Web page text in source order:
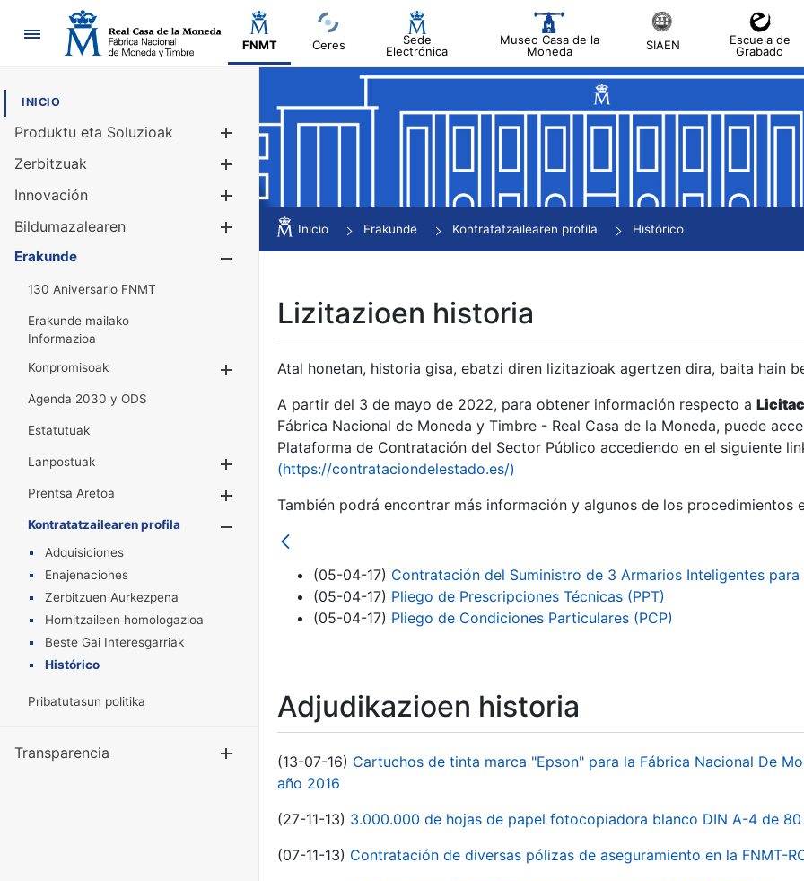
Nabigazioa
FNMT Ceres
Sede
Electrónica
Museo Casa de la
Moneda
SIAEN
Escuela de
Grabado
INICIO
Produktu eta Soluzioak
Erakutsi/Ezkutatu
Zerbitzuak
Innovación
Bildumazalearen
Erakutsi/Ezkutatu
Erakunde
130 Aniversario FNMT
Erakunde mailako
Informazioa
Konpromisoak
Erakutsi/Ezkutatu
Agenda 2030 y ODS
Estatutuak
Lanpostuak
Erakutsi/Ezkutatu
Prentsa Aretoa
Erakutsi/Ezkutatu
Kontratatzailearen profila
Adquisiciones
Enajenaciones
Zerbitzuen Aurkezpena
Hornitzaileen homologazioa
Beste Gai Interesgarriak
Histórico
Pribatutasun politika
Transparencia Erakutsi/Ezkutatu
Inicio Erakunde Kontratatzailearen profila Histórico
Lizitazioen historia
Atal honetan, historia gisa, ebatzi diren lizitazioak agertzen dira, baita hain
A partir del 3 de mayo de 2022, para obtener información respecto a
Fábrica Nacional de Moneda y Timbre - Real Casa de la Moneda, puede
Plataforma de Contratación del Sector Público accediendo en el siguiente
(https://contrataciondelestado.es/)
También podrá encontrar más información y algunos de los procedimientos
(05-04-17) Contratación del Suministro de 3 Armarios Inteligentes para
(05-04-17) Pliego de Prescripciones Técnicas (PPT)
(05-04-17) Pliego de Condiciones Particulares (PCP)
Adjudikazioen historia
(13-07-16) Cartuchos de tinta marca "Epson" para la Fábrica Nacional De
año 2016
(27-11-13) 3.000.000 de hojas de papel fotocopiadora blanco DIN A-4 de 80
(07-11-13) Contratación de diversas pólizas de aseguramiento en la FNMT-